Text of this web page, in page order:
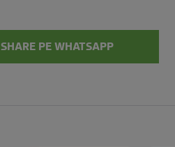
SHARE PE WHATSAPP